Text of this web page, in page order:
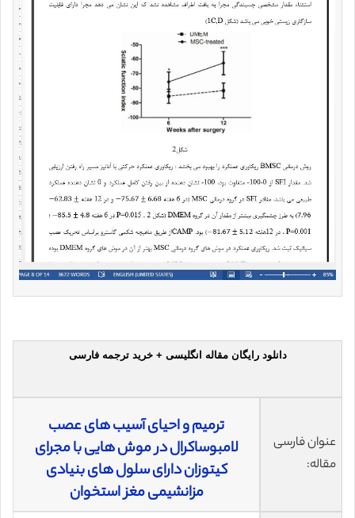
دانلود رایگان مقاله انگلیسی + خرید ترجمه فارسی
عنوان فارسی
مقاله:
ترمیم و احیای آسیب های عصب
لامبوساکرال در موش هایی با مجرای
کیتوزان دارای سلول های بنیادی
مزانشیمی مغز استخوان